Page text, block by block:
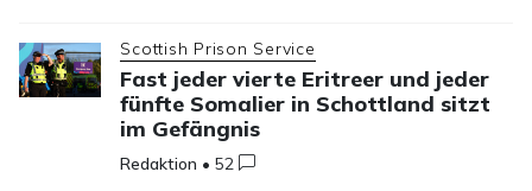
Scottish Prison Service
Fast jeder vierte Eritreer und jeder
fünfte Somalier in Schottland sitzt
im Gefängnis
Redaktion •52